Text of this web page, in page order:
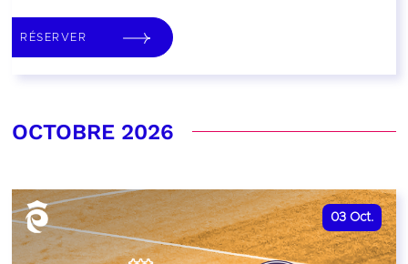
RÉSERVER
OCTOBRE 2026
03 Oct.